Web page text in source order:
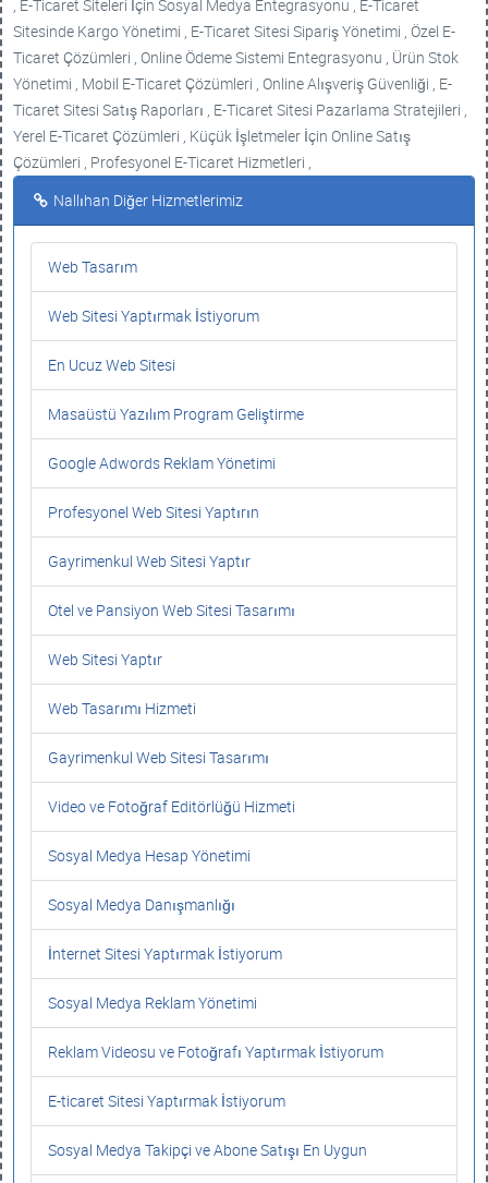
, E-Ticaret Siteleri İçin Sosyal Medya Entegrasyonu , E-Ticaret
Sitesinde Kargo Yönetimi , E-Ticaret Sitesi Sipariş Yönetimi , Özel E-
Ticaret Çözümleri , Online Ödeme Sistemi Entegrasyonu , Ürün Stok
Yönetimi , Mobil E-Ticaret Çözümleri , Online Alışveriş Güvenliği , E-
Ticaret Sitesi Satış Raporları , E-Ticaret Sitesi Pazarlama Stratejileri ,
Yerel E-Ticaret Çözümleri , Küçük İşletmeler İçin Online Satış
Çözümleri , Profesyonel E-Ticaret Hizmetleri ,
Nallıhan Diğer Hizmetlerimiz
Web Tasarım
Web Sitesi Yaptırmak İstiyorum
En Ucuz Web Sitesi
Masaüstü Yazılım Program Geliştirme
Google Adwords Reklam Yönetimi
Profesyonel Web Sitesi Yaptırın
Gayrimenkul Web Sitesi Yaptır
Otel ve Pansiyon Web Sitesi Tasarımı
Web Sitesi Yaptır
Web Tasarımı Hizmeti
Gayrimenkul Web Sitesi Tasarımı
Video ve Fotoğraf Editörlüğü Hizmeti
Sosyal Medya Hesap Yönetimi
Sosyal Medya Danışmanlığı
İnternet Sitesi Yaptırmak İstiyorum
Sosyal Medya Reklam Yönetimi
Reklam Videosu ve Fotoğrafı Yaptırmak İstiyorum
E-ticaret Sitesi Yaptırmak İstiyorum
Sosyal Medya Takipçi ve Abone Satışı En Uygun